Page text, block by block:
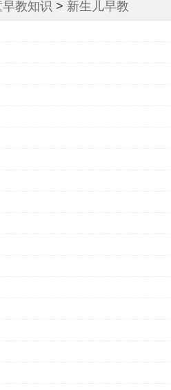
早教知识 > 新生儿早教